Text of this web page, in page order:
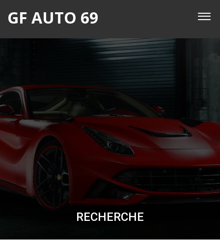
GF AUTO 69
RECHERCHE